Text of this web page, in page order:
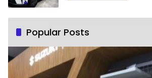
Popular Posts